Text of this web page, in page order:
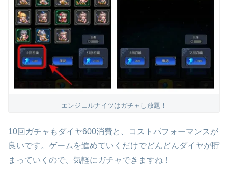
エンジェルナイツはガチャし放題！
10回ガチャもダイヤ600消費と、コストパフォーマンスが
良いです。ゲームを進めていくだけでどんどんダイヤが貯
まっていくので、気軽にガチャできますね！